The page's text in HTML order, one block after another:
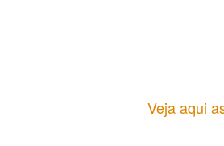
Veja aqui